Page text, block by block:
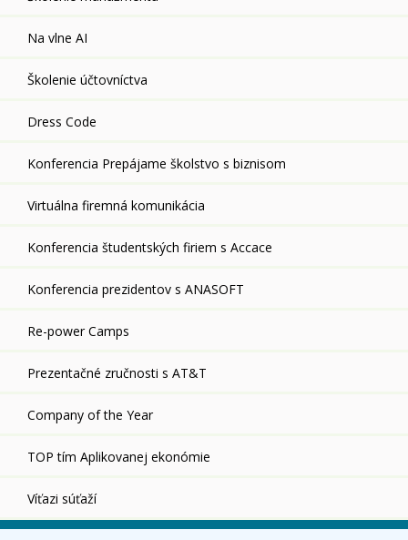
Na vlne AI
Školenie účtovníctva
Dress Code
Konferencia Prepájame školstvo s biznisom
Virtuálna firemná komunikácia
Konferencia študentských firiem s Accace
Konferencia prezidentov s ANASOFT
Re-power Camps
Prezentačné zručnosti s AT&T
Company of the Year
TOP tím Aplikovanej ekonómie
Víťazi súťaží